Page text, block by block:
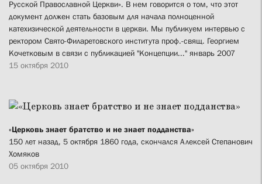
Русской Православной Церкви». В нем говорится о том, что этот
документ должен стать базовым для начала полноценной
катехизической деятельности в церкви. Мы публикуем интервью с
ректором Свято-Филаретовского института проф.-свящ. Георгием
Кочетковым в связи с публикацией "Концепции..." январь 2007
15 октября 2010
«Церковь знает братство и не знает подданства»
150 лет назад, 5 октября 1860 года, скончался Алексей Степанович
Хомяков
05 октября 2010